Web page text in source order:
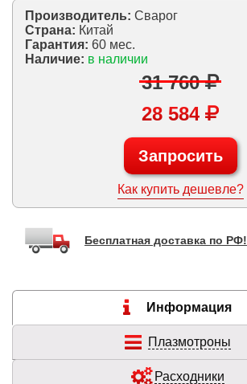
Производитель: Сварог
Страна: Китай
Гарантия: 60 мес.
Наличие: в наличии
31 760
28 584
Запросить
Как купить дешевле?
Бесплатная доставка по РФ!
Информация
Плазмотроны
Расходники